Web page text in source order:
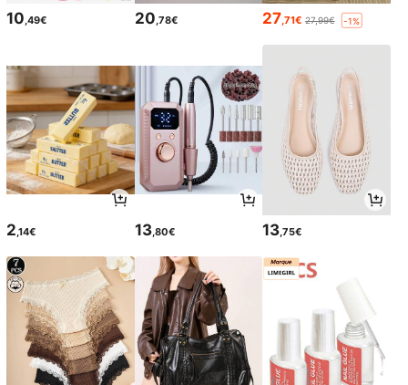
10 ,49€ 20 ,78€ 27 ,71€ 27,99€ -1%
2,14€ 13,80€ 13,75€